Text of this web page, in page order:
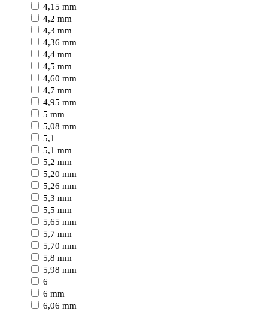
4,15 mm
4,2 mm
4,3 mm
4,36 mm
4,4 mm
4,5 mm
4,60 mm
4,7 mm
4,95 mm
5 mm
5,08 mm
5,1
5,1 mm
5,2 mm
5,20 mm
5,26 mm
5,3 mm
5,5 mm
5,65 mm
5,7 mm
5,70 mm
5,8 mm
5,98 mm
6
6 mm
6,06 mm